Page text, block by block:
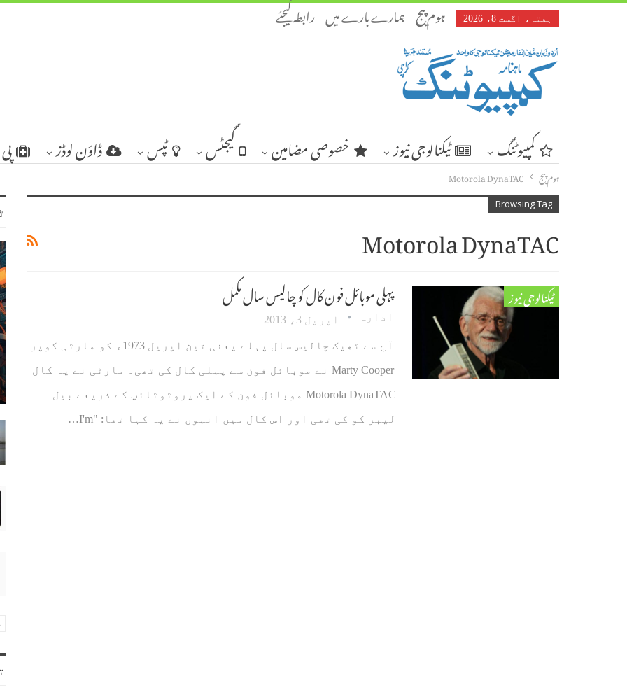
ہفتہ، اگست 8، 2026 ہوم پیج ہمارے بارے میں رابطہ کیجئے
کمپیوٹنگ ٹیکنالوجی نیوز خصوصی مضامین گیجٹس ٹپس ڈاؤن لوڈز
ہوم پیج Motorola DynaTAC
Browsing Tag
Motorola DynaTAC
ٹیکنالوجی نیوز پہلی موبائل فون کال کو چالیس سال مکمل
ادارہ اپریل 3، 2013
آج سے ٹھیک چالیس سال پہلے یعنی تین اپریل 1973ء کو مارٹی کوپر
Marty Cooper نے موبائل فون سے پہلی کال کی تھی۔ مارٹی نے یہ کال
Motorola DynaTAC موبائل فون کے ایک پروٹوٹائپ کے ذریعے بیل
لیبز کو کی تھی اور اس کال میں انہوں نے یہ کہا تھا: "I'm…